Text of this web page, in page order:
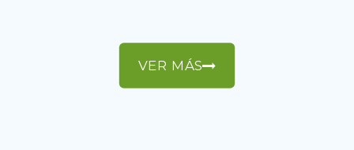
VER MÁS